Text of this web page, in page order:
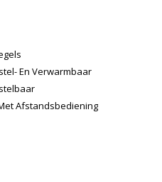
En Verwarmbaar
Afstandsbediening